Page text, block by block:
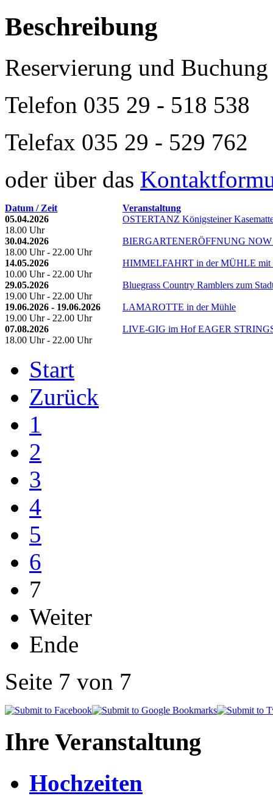
Beschreibung
Reservierung und
Telefon 035 29 - 518 538
Telefax 035 29 - 529 762
oder über das
Datum / Zeit
Veranstaltung
05.04.2026
18.00 Uhr
OSTERTANZ Königsteiner
30.04.2026
18.00 Uhr - 22.00 Uhr
BIERGARTENERÖFFNUNG
14.05.2026
10.00 Uhr - 22.00 Uhr
HIMMELFAHRT in der MÜHLE
29.05.2026
19.00 Uhr - 22.00 Uhr
Bluegrass Country Ramblers zum
19.06.2026 - 19.06.2026
19.00 Uhr - 22.00 Uhr
LAMAROTTE in der Mühle
07.08.2026
18.00 Uhr - 22.00 Uhr
LIVE-GIG im Hof EAGER
Start
Zurück
1
2
3
4
5
6
7
Weiter
Ende
Seite 7 von 7
Ihre Veranstaltung
Hochzeiten